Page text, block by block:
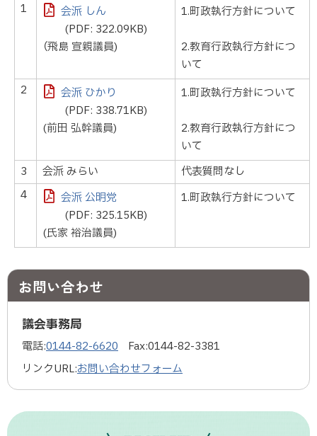
1
会派 しん
(PDF: 322.09KB)
（飛島 宣親議員)
1.町政執行方針について
2.教育行政執行方針につ
いて
2
会派 ひかり
(PDF: 338.71KB)
(前田 弘幹議員)
1.町政執行方針について
2.教育行政執行方針につ
いて
3
会派 みらい
代表質問なし
4
会派 公明党
(PDF: 325.15KB)
(氏家 裕治議員)
1.町政執行方針について
お問い合わせ
議会事務局
電話:0144-82-6620 Fax:0144-82-3381
リンクURL:お問い合わせフォーム